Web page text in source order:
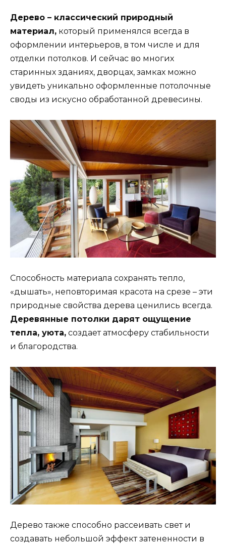
Дерево – классический природный
материал, который применялся всегда в
оформлении интерьеров, в том числе и для
отделки потолков. И сейчас во многих
старинных зданиях, дворцах, замках можно
увидеть уникально оформленные потолочные
своды из искусно обработанной древесины.
Способность материала сохранять тепло,
«дышать», неповторимая красота на срезе – эти
природные свойства дерева ценились всегда.
Деревянные потолки дарят ощущение
тепла, уюта, создает атмосферу стабильности
и благородства.
Дерево также способно рассеивать свет и
создавать небольшой эффект затененности в